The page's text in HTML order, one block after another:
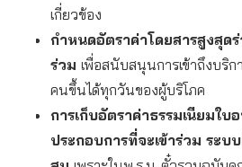
เกี่ยวข้อง
กำหนดอัตราค่าโดยสารสูงสุด
ร่วม เพื่อสนับสนุนการเข้าถึงบริ
คนขึ้นได้ทุกวันของผู้บริโภค
การเก็บอัตราค่าธรรมเนียมใ
ประกอบการที่จะเข้าร่วม ระบ